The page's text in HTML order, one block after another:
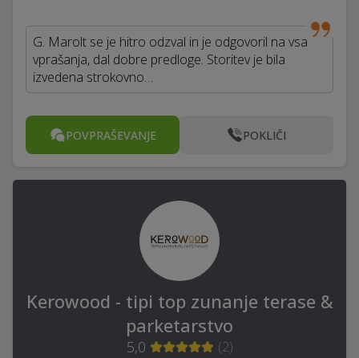
G. Marolt se je hitro odzval in je odgovoril na vsa
vprašanja, dal dobre predloge. Storitev je bila
izvedena strokovno…
POVPRAŠEVANJE POKLIČI
Kerowood - tipi top zunanje terase &
parketarstvo
5,0 (2)